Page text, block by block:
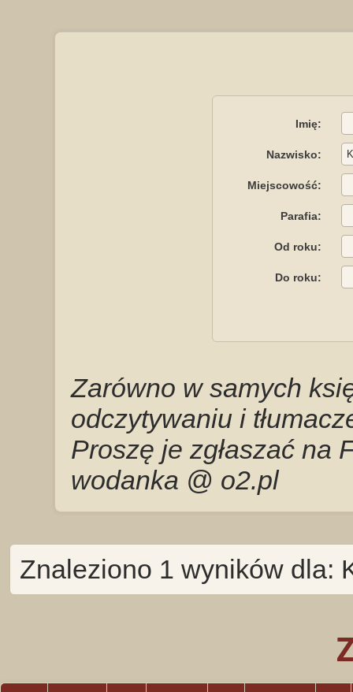
Imię:
Nazwisko:
Miejscowość:
Parafia:
Od roku:
Do roku:
Zarówno w samych
odczytywaniu i
Proszę je zgłaszać na
wodanka @ o2.pl
Znaleziono 1 wyników dla: